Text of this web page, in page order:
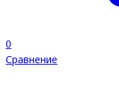
0
Сравнение